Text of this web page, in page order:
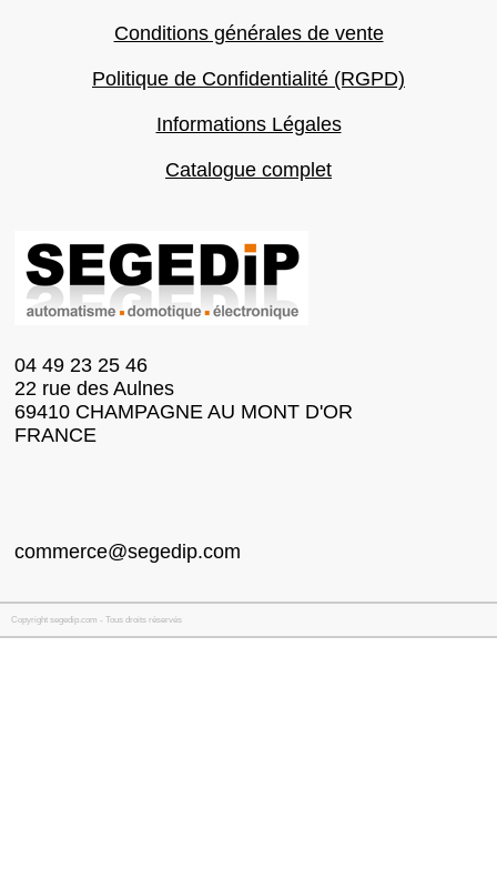
Conditions générales de vente
Politique de Confidentialité (RGPD)
Informations Légales
Catalogue complet
04 49 23 25 46
22 rue des Aulnes
69410 CHAMPAGNE AU MONT D'OR
FRANCE
commerce@segedip.com
Copyright segedip.com - Tous droits réservés